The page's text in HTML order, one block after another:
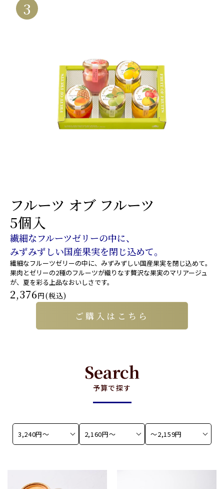
3
フルーツ オブ フルーツ
5個入
繊細なフルーツゼリーの中に、
みずみずしい国産果実を閉じ込めて。
繊細なフルーツゼリーの中に、みずみずしい国産果実を閉じ込めて。
果肉とゼリーの2種のフルーツが織りなす贅沢な果実のマリアージュ
が、夏を彩る上品なおいしさです。
2,376円(税込)
ご購入はこちら
Search
予算で探す
3,240円〜 2,160円〜 〜2,159円